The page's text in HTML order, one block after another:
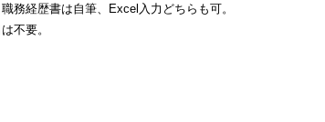
務経歴書は自筆、Excel入力どちらも可。
不要。